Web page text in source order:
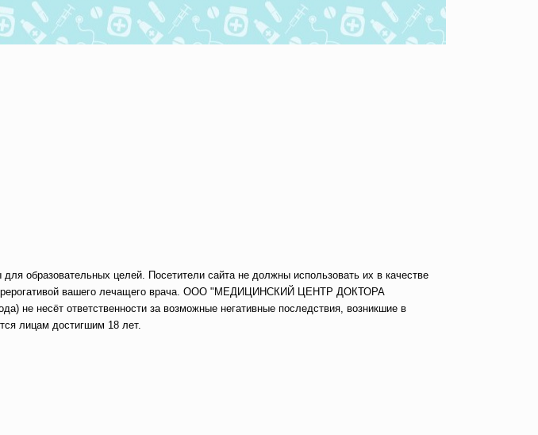
образовательных целей. Посетители сайта не должны использовать их в качестве
прерогативой вашего лечащего врача. ООО "МЕДИЦИНСКИЙ ЦЕНТР ДОКТОРА
несёт ответственности за возможные негативные последствия, возникшие в
лицам достигшим 18 лет.